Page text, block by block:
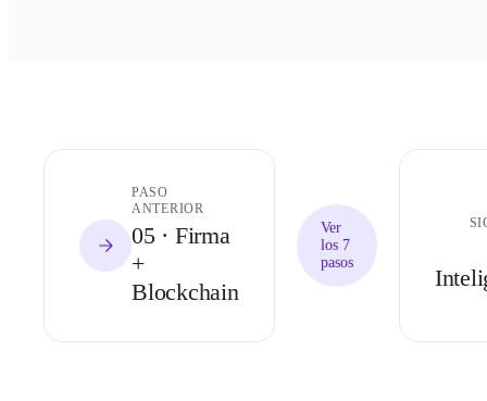
PASO
ANTERIOR
05· Firma
+
Blockchain
Ver
los 7
pasos